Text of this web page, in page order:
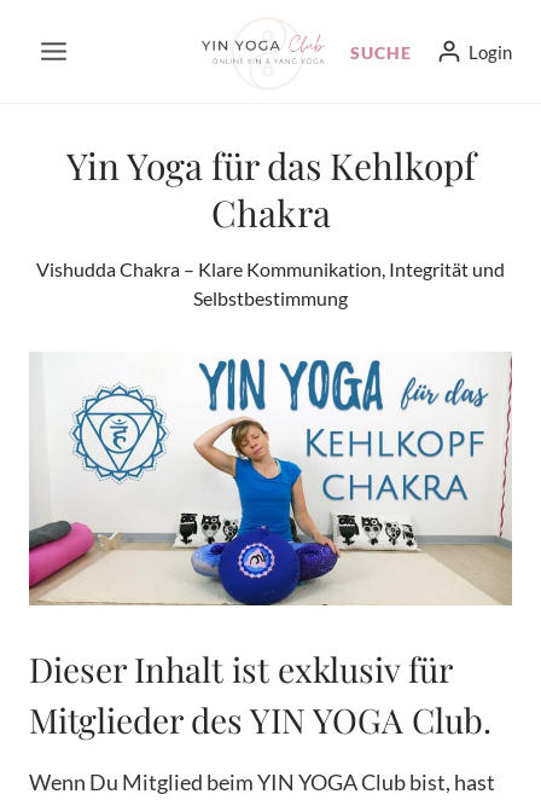
Inhalt
SUCHE Login
Yin Yoga für das Kehlkopf
Chakra
Vishudda Chakra – Klare Kommunikation, Integrität und
Selbstbestimmung
Dieser Inhalt ist exklusiv für
Mitglieder des YIN YOGA Club.
Wenn Du Mitglied beim YIN YOGA Club bist, hast